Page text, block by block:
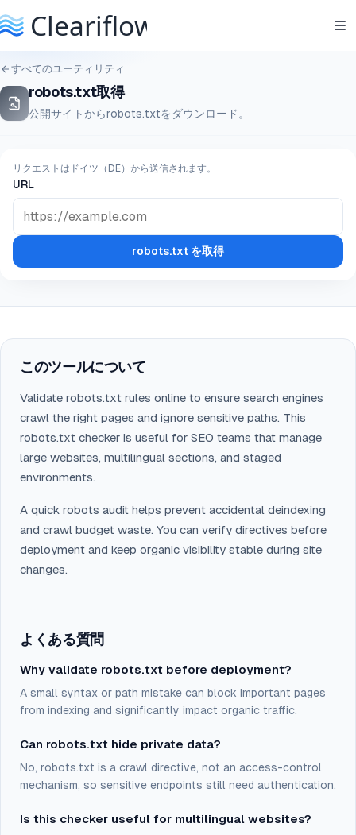
すべてのユーティリティ
robots.txt取得
公開サイトからrobots.txtをダウンロード。
リクエストはドイツ（DE）から送信されます。
URL
robots.txt を取得
このツールについて
Validate robots.txt rules online to ensure search engines
crawl the right pages and ignore sensitive paths. This
robots.txt checker is useful for SEO teams that manage
large websites, multilingual sections, and staged
environments.
A quick robots audit helps prevent accidental deindexing
and crawl budget waste. You can verify directives before
deployment and keep organic visibility stable during site
changes.
よくある質問
Why validate robots.txt before deployment?
A small syntax or path mistake can block important pages
from indexing and significantly impact organic traffic.
Can robots.txt hide private data?
No, robots.txt is a crawl directive, not an access-control
mechanism, so sensitive endpoints still need authentication.
Is this checker useful for multilingual websites?